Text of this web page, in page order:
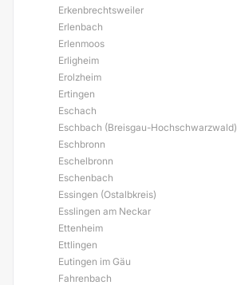
Erkenbrechtsweiler
Erlenbach
Erlenmoos
Erligheim
Erolzheim
Ertingen
Eschach
Eschbach (Breisgau-Hochschwarzwald)
Eschbronn
Eschelbronn
Eschenbach
Essingen (Ostalbkreis)
Esslingen am Neckar
Ettenheim
Ettlingen
Eutingen im Gäu
Fahrenbach